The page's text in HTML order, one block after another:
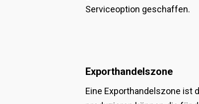
Serviceoption geschaffen.
Exporthandelszone
Eine Exporthandelszone ist